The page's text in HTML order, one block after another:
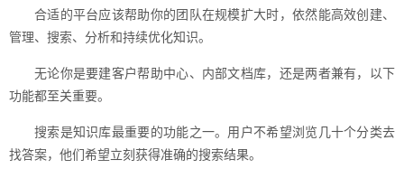
合适的平台应该帮助你的团队在规模扩大时，依然能高效创建、
管理、搜索、分析和持续优化知识。
无论你是要建客户帮助中心、内部文档库，还是两者兼有，以下
功能都至关重要。
搜索是知识库最重要的功能之一。用户不希望浏览几十个分类去
找答案，他们希望立刻获得准确的搜索结果。